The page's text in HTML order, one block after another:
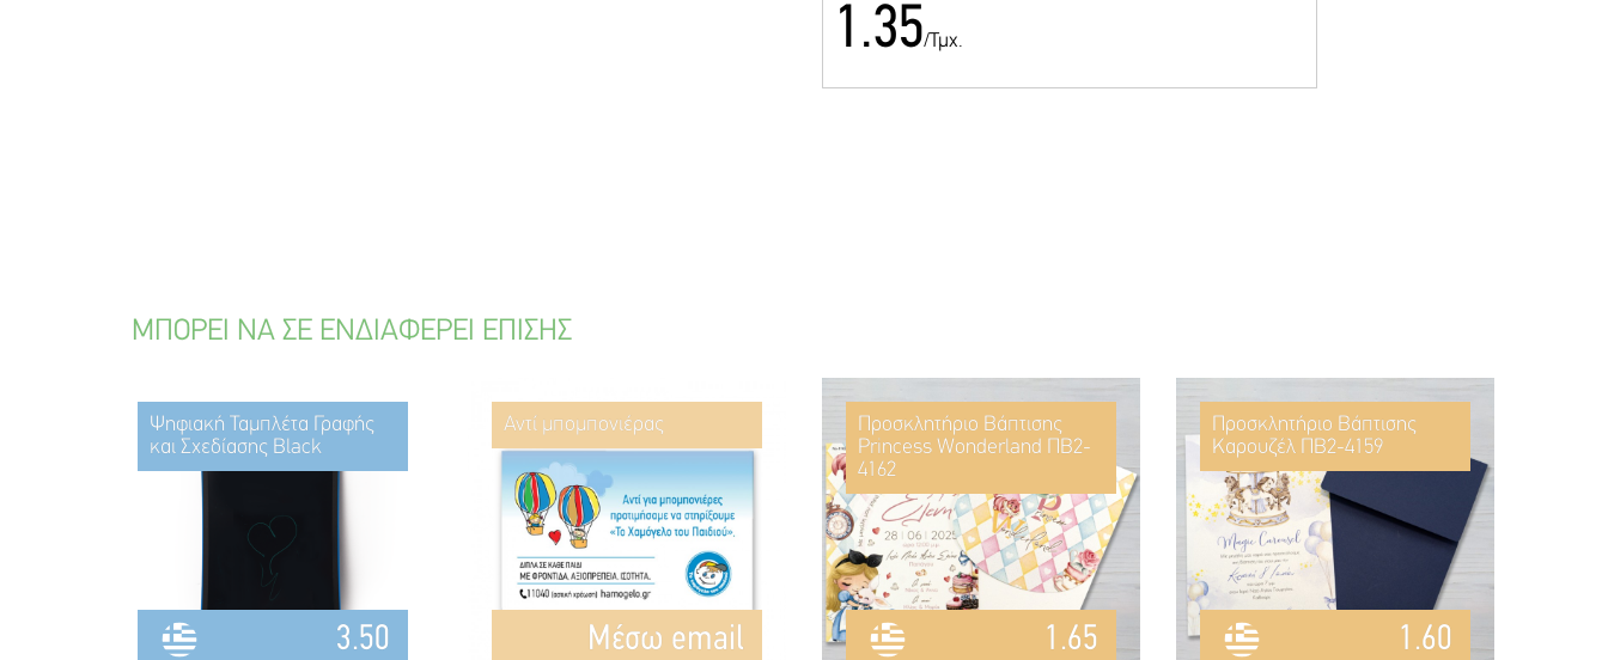
1.35/Τμχ.
ΜΠΟΡΕΙ ΝΑ ΣΕ ΕΝΔΙΑΦΕΡΕΙ ΕΠΙΣΗΣ
Ψηφιακή Ταμπλέτα Γραφής
και Σχεδίασης Black
3.50
Αντί μπομπονιέρας
Mέσω email
Προσκλητήριο Βάπτισης
Princess Wonderland ΠΒ2-
4162
1.65
Προσκλητήριο Βάπτισης
Καρουζέλ ΠΒ2-4159
1.60